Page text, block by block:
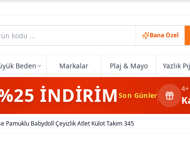
Bana Özel
Beden Markalar Plaj & Mayo Yazlık
İNDİRİMSon Günler
4+
Pamuklu Babydoll Çeyizlik Atlet Külot Takım 345